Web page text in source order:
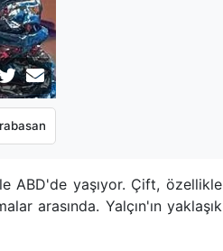
ABD'de yaşıyor. Çift, özellikle
arasında. Yalçın'ın yaklaşık